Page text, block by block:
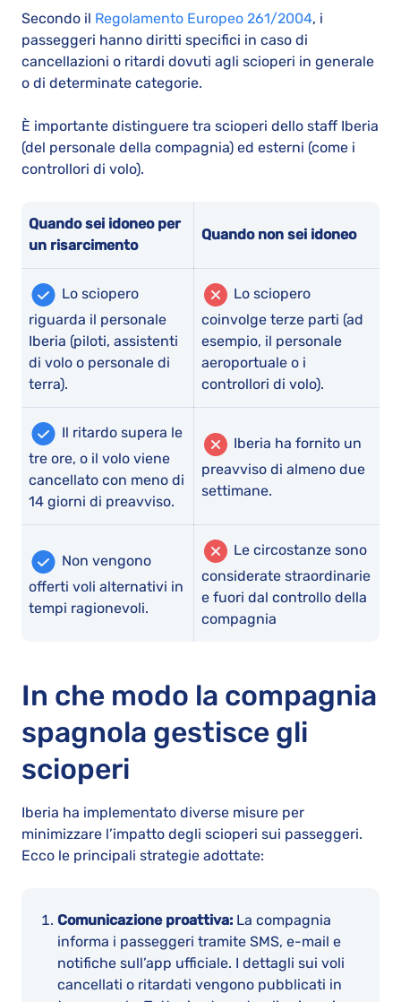
Secondo il Regolamento Europeo 261/2004, i
passeggeri hanno diritti specifici in caso di
cancellazioni o ritardi dovuti agli scioperi in generale
o di determinate categorie.
È importante distinguere tra scioperi dello staff Iberia
(del personale della compagnia) ed esterni (come i
controllori di volo).
Quando sei idoneo per
un risarcimento
Quando non sei idoneo
Lo sciopero
riguarda il personale
Iberia (piloti, assistenti
di volo o personale di
terra).
Lo sciopero
coinvolge terze parti (ad
esempio, il personale
aeroportuale o i
controllori di volo).
Il ritardo supera le
tre ore, o il volo viene
cancellato con meno di
14 giorni di preavviso.
Iberia ha fornito un
preavviso di almeno due
settimane.
Non vengono
offerti voli alternativi in
tempi ragionevoli.
Le circostanze sono
considerate straordinarie
e fuori dal controllo della
compagnia
In che modo la compagnia
spagnola gestisce gli
scioperi
Iberia ha implementato diverse misure per
minimizzare l’impatto degli scioperi sui passeggeri.
Ecco le principali strategie adottate:
Comunicazione proattiva: La compagnia
informa i passeggeri tramite SMS, e-mail e
notifiche sull’app ufficiale. I dettagli sui voli
cancellati o ritardati vengono pubblicati in